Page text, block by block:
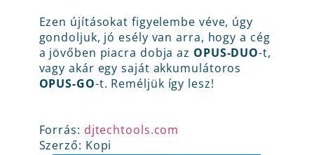
Ezen újításokat figyelembe véve, úgy
gondoljuk, jó esély van arra, hogy a cég
a jövőben piacra dobja az OPUS-DUO-t,
vagy akár egy saját akkumulátoros
OPUS-GO-t. Reméljük így lesz!
Forrás: djtechtools.com
Szerző: Kopi